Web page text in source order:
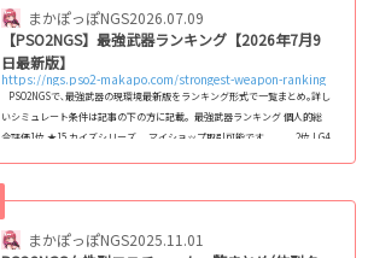
+126HP+35PP+7ダメージ耐性+1%フ...
まかぽっぽNGS2026.07.09
【PSO2NGS】最強武器ランキング【2026年7月9
日最新版】
https://ngs.pso2-makapo.com/strongest-weapon-ranking
PSO2NGSで､最強武器の現環境最新版をランキング形式で一覧まとめ｡詳し
いシミュレート条件は記事の下の方に記載｡ 最強武器ランキング 個人的総
合評価1位 ★15 カイズシリーズ マイショップ取引可能です｡ 2位 LG4
まかぽっぽNGS2025.11.01